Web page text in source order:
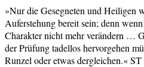
»Nur die Gesegneten und Heiligen
Auferstehung bereit sein; denn
Charakter nicht mehr verändern …
der Prüfung tadellos hervorgehen
Runzel oder etwas dergleichen.« ST